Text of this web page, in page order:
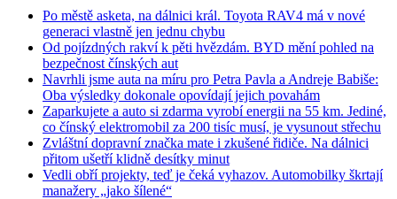
Po městě asketa, na dálnici král. Toyota RAV4 má v nové
generaci vlastně jen jednu chybu
Od pojízdných rakví k pěti hvězdám. BYD mění pohled na
bezpečnost čínských aut
Navrhli jsme auta na míru pro Petra Pavla a Andreje Babiše:
Oba výsledky dokonale opovídají jejich povahám
Zaparkujete a auto si zdarma vyrobí energii na 55 km. Jediné,
co čínský elektromobil za 200 tisíc musí, je vysunout střechu
Zvláštní dopravní značka mate i zkušené řidiče. Na dálnici
přitom ušetří klidně desítky minut
Vedli obří projekty, teď je čeká vyhazov. Automobilky škrtají
manažery „jako šílené“